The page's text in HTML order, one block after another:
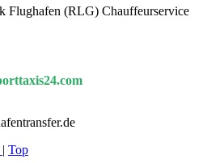
Flughafen (RLG) Chauffeurservice
| Top